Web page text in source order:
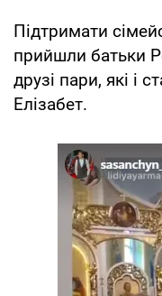
Підтримати
прийшли батьки
друзі пари, які і
Елізабет.